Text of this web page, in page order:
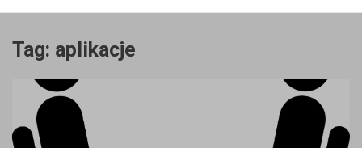
Tag: aplikacje